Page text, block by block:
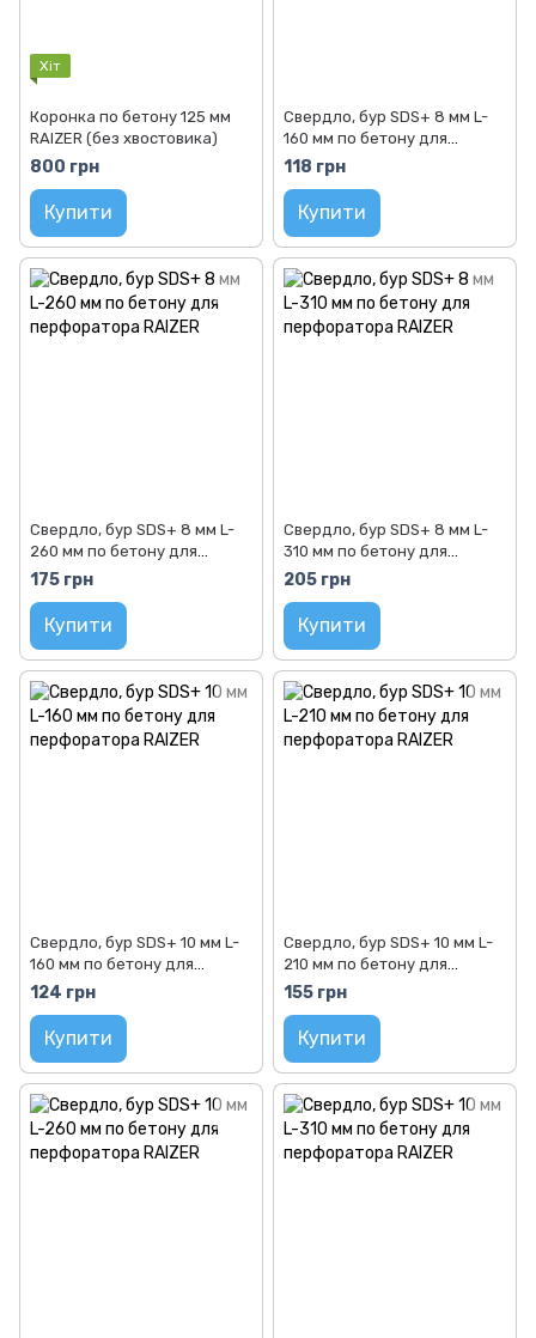
Хіт
Коронка по бетону 125 мм
RAIZER (без хвостовика)
800 грн
Купити
Свердло, бур SDS+ 8 мм L-
160 мм по бетону для
перфоратора RAIZER
118 грн
Купити
Свердло, бур SDS+ 8 мм L-
260 мм по бетону для
перфоратора RAIZER
175 грн
Купити
Свердло, бур SDS+ 8 мм L-
310 мм по бетону для
перфоратора RAIZER
205 грн
Купити
Свердло, бур SDS+ 10 мм L-
160 мм по бетону для
перфоратора RAIZER
124 грн
Купити
Свердло, бур SDS+ 10 мм L-
210 мм по бетону для
перфоратора RAIZER
155 грн
Купити